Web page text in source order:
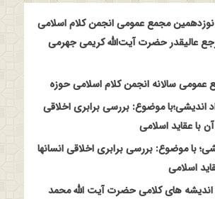
مجمع عمومی انجمن کلام اسلامی
عالیقدر حضرت آیت‌الله کریمی جهرمی
سالانه انجمن کلام اسلامی حوزه
اندیشی؛با موضوع: بررسی برابری اخلاقی
با عقاید اسلامی
با موضوع: بررسی برابری اخلاقی انسانها
اسلامی
های کلامی حضرت آیت الله محمد